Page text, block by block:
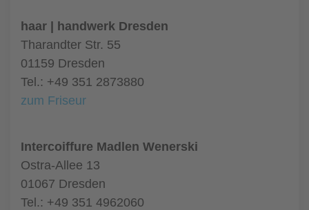
haar | handwerk Dresden
Tharandter Str. 55
01159 Dresden
Tel.: +49 351 2873880
zum Friseur
Intercoiffure Madlen Wenerski
Ostra-Allee 13
01067 Dresden
Tel.: +49 351 4962060